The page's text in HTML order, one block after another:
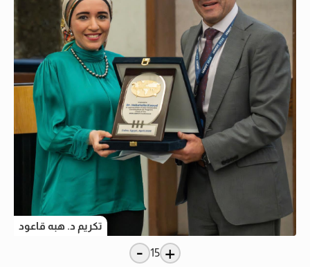
تكريم د. هبه قاعود
+
15
-